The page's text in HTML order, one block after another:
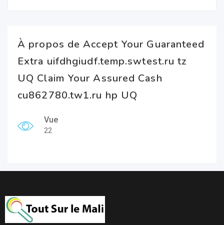
À propos de Accept Your Guaranteed
Extra uifdhgiudf.temp.swtest.ru tz
UQ Claim Your Assured Cash
cu862780.tw1.ru hp UQ
Vue
22